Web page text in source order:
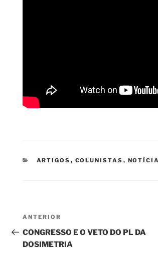
CATEGORIAS
ARTIGOS , COLUNISTAS ,
Navegação
de
Post
Post
anterior
ANTERIOR
CONGRESSO E O VETO DO PL DA
DOSIMETRIA